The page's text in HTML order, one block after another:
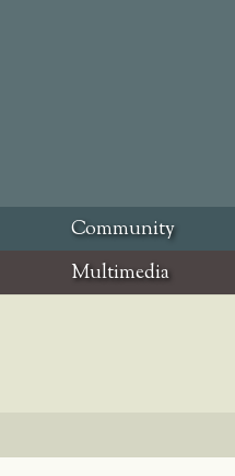
Community
Multimedia